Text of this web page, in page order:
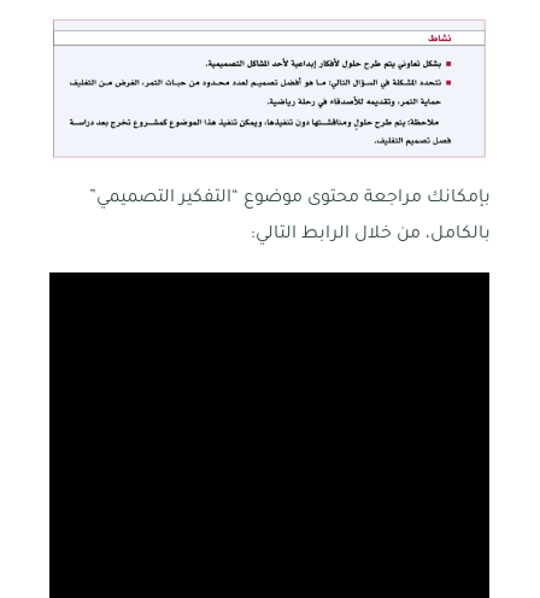
بإمكانك مراجعة محتوى موضوع “التفكير التصميمي”
بالكامل، من خلال الرابط التالي: